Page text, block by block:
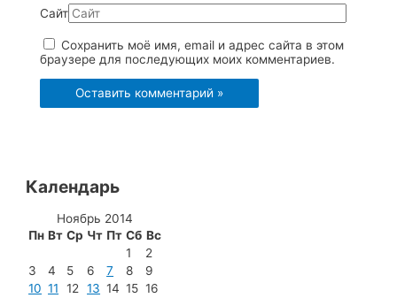
Сайт
Сохранить моё имя, email и адрес сайта в этом
браузере для последующих моих комментариев.
Календарь
Ноябрь 2014
Пн Вт Ср Чт Пт Сб Вс
1
2
3
4 5 6 7 8
9
10 11 12 13 14 15 16